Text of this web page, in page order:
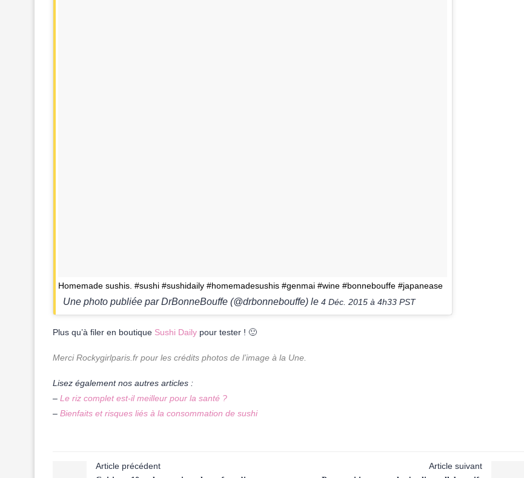
Homemade sushis. #sushi #sushidaily #homemadesushis #genmai #wine #bonnebouffe #japanease
Une photo publiée par DrBonneBouffe (@drbonnebouffe) le 4 Déc. 2015 à 4h33 PST
Plus qu’à filer en boutique Sushi Daily pour tester ! 🙂
MerciRockygirlparis.fr pour les crédits photos de l’image à la Une.
Lisez également nos autres articles :
– Le riz complet est-il meilleur pour la santé ?
– Bienfaits et risques liés à la consommation de sushi
Article précédent Article suivant